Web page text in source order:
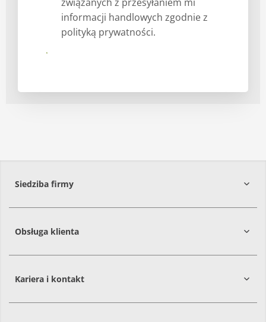
informacji handlowych zgodnie z
polityką prywatności.
Submit
Siedziba firmy
Obsługa klienta
Kariera i kontakt